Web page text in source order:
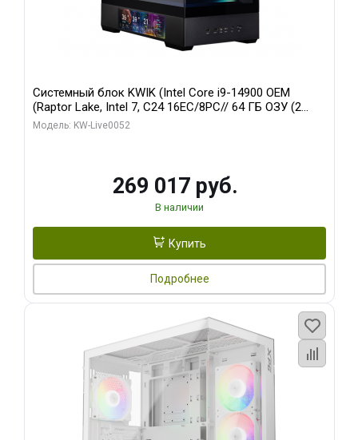
Системный блок KWIK (Intel Core i9-14900 OEM
(Raptor Lake, Intel 7, C24 16EC/8PC// 64 ГБ ОЗУ (2
модуля)/ Palit RTX5080 GAMINGPRO OC 16GB GDDR7
Модель: KW-Live0052
269 017 руб.
В наличии
Купить
Подробнее